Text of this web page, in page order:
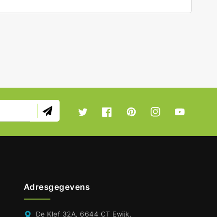
Twitter FacebookPinterestInstagramYouTube
Adresgegevens
De Klef 32A, 6644 CT Ewijk,